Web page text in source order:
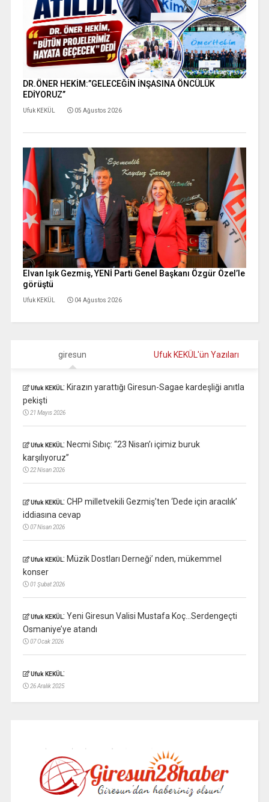
DR.ÖNER HEKİM:”GELECEĞİN İNŞASINA ÖNCÜLÜK
EDİYORUZ”
Ufuk KEKÜL 05 Ağustos 2026
Elvan Işık Gezmiş, YENİ Parti Genel Başkanı Özgür Özel’le
görüştü
Ufuk KEKÜL 04 Ağustos 2026
giresun Ufuk KEKÜL'ün Yazıları
Ufuk KEKÜL: Kirazın yarattığı Giresun-Sagae kardeşliği anıtla
pekişti
21 Mayıs 2026
Ufuk KEKÜL: Necmi Sıbıç: “23 Nisan’ı içimiz buruk
karşılıyoruz”
22 Nisan 2026
Ufuk KEKÜL: CHP milletvekili Gezmiş’ten ‘Dede için aracılık’
iddiasına cevap
07 Nisan 2026
Ufuk KEKÜL: Müzik Dostları Derneği’ nden, mükemmel
konser
01 Şubat 2026
Ufuk KEKÜL: Yeni Giresun Valisi Mustafa Koç…Serdengeçti
Osmaniye’ye atandı
07 Ocak 2026
Ufuk KEKÜL:
26 Aralık 2025